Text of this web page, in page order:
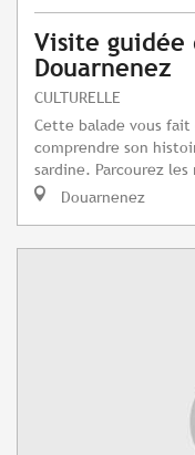
Visite guidée
Douarnenez
CULTURELLE
Cette balade vous
comprendre son
sardine. Parcourez
Douarnenez